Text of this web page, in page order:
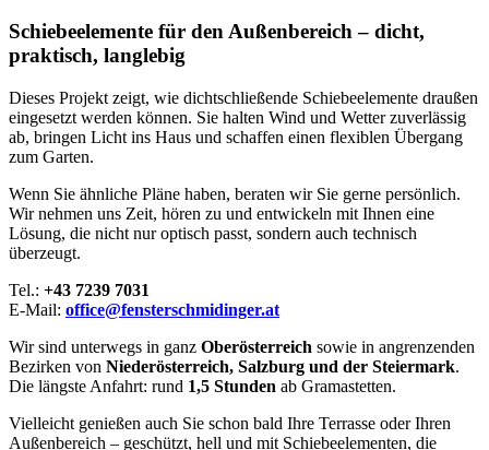
Schiebeelemente für den Außenbereich – dicht,
praktisch, langlebig
Dieses Projekt zeigt, wie dichtschließende Schiebeelemente draußen
eingesetzt werden können. Sie halten Wind und Wetter zuverlässig
ab, bringen Licht ins Haus und schaffen einen flexiblen Übergang
zum Garten.
Wenn Sie ähnliche Pläne haben, beraten wir Sie gerne persönlich.
Wir nehmen uns Zeit, hören zu und entwickeln mit Ihnen eine
Lösung, die nicht nur optisch passt, sondern auch technisch
überzeugt.
Tel.: +43 7239 7031
E-Mail: office@fensterschmidinger.at
Wir sind unterwegs in ganz Oberösterreich sowie in angrenzenden
Bezirken von Niederösterreich, Salzburg und der Steiermark.
Die längste Anfahrt: rund 1,5 Stunden ab Gramastetten.
Vielleicht genießen auch Sie schon bald Ihre Terrasse oder Ihren
Außenbereich – geschützt, hell und mit Schiebeelementen, die